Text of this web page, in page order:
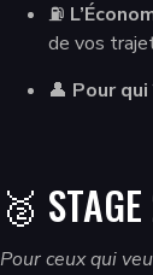
⛽
de vos
👤 Pour qui
🥈
Pour ceux qui